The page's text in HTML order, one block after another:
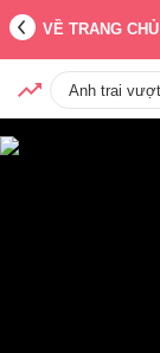
VỀ TRANG CHỦ
Anh trai